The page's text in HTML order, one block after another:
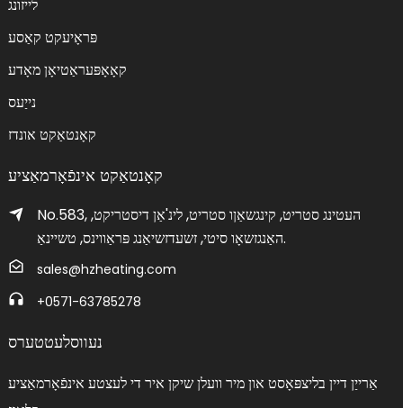
לייזונג
פּראָיעקט קאַסע
קאָאָפּעראַטיאָן מאָדע
נייַעס
קאָנטאַקט אונדז
קאָנטאַקט אינפֿאָרמאַציע
No.583, העטינג סטריט, קינגשאַןו סטריט, לינ'אַן דיסטריקט,
האַנגזשאָו סיטי, זשעדזשיאַנג פּראַווינס, טשיינאַ.
sales@hzheating.com
+0571-63785278
נעווסלעטטערס
אַרייַן דיין בליצפּאָסט און מיר וועלן שיקן איר די לעצטע אינפֿאָרמאַציע